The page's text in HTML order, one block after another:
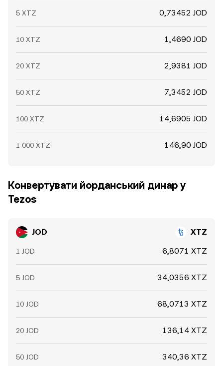
5 XTZ 0,73452 JOD
10 XTZ 1,4690 JOD
20 XTZ 2,9381 JOD
50 XTZ 7,3452 JOD
100 XTZ 14,6905 JOD
1 000 XTZ 146,90 JOD
Конвертувати йорданський динар у
Tezos
JOD XTZ
1 JOD 6,8071 XTZ
5 JOD 34,0356 XTZ
10 JOD 68,0713 XTZ
20 JOD 136,14 XTZ
50 JOD 340,36 XTZ